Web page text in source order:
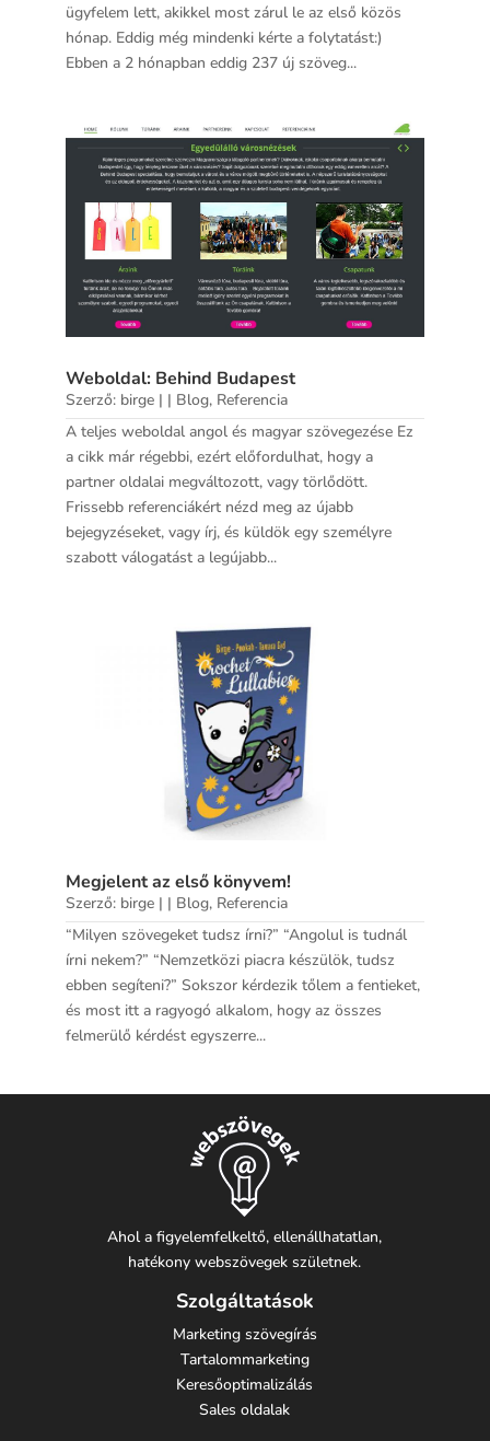
ügyfelem lett, akikkel most zárul le az első közös
hónap. Eddig még mindenki kérte a folytatást:)
Ebben a 2 hónapban eddig 237 új szöveg...
Weboldal: Behind Budapest
Szerző: birge| | Blog, Referencia
A teljes weboldal angol és magyar szövegezése Ez
a cikk már régebbi, ezért előfordulhat, hogy a
partner oldalai megváltozott, vagy törlődött.
Frissebb referenciákért nézd meg az újabb
bejegyzéseket, vagy írj, és küldök egy személyre
szabott válogatást a legújabb...
Megjelent az első könyvem!
Szerző: birge| | Blog, Referencia
“Milyen szövegeket tudsz írni?” “Angolul is tudnál
írni nekem?” “Nemzetközi piacra készülök, tudsz
ebben segíteni?” Sokszor kérdezik tőlem a fentieket,
és most itt a ragyogó alkalom, hogy az összes
felmerülő kérdést egyszerre...
Ahol a figyelemfelkeltő, ellenállhatatlan,
hatékony webszövegek születnek.
Szolgáltatások
Marketing szövegírás
Tartalommarketing
Keresőoptimalizálás
Sales oldalak